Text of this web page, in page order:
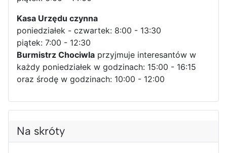
Kasa Urzędu czynna
poniedziałek - czwartek: 8:00 - 13:30
piątek: 7:00 - 12:30
Burmistrz Chociwla przyjmuje interesantów w
każdy poniedziałek w godzinach: 15:00 - 16:15
oraz środę w godzinach: 10:00 - 12:00
Na skróty